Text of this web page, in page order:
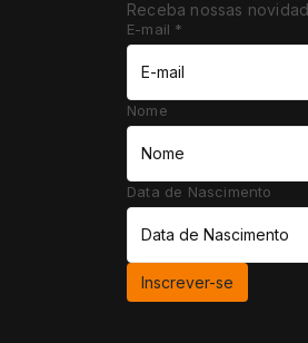
Receba nossas
E-mail *
Nome
Data de Nascimento
Inscrever-se